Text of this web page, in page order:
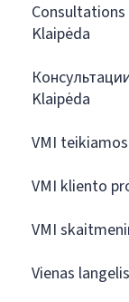
Klaipėda
Klaipėda
VMI
VMI kliento
VMI
Vienas